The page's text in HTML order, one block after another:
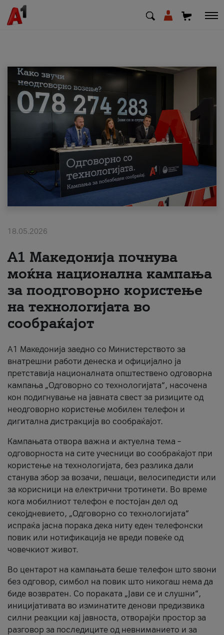
МК EN SQ
Деловни
Поддршка
Надополни кредит
#ПодобарОнлајн
18.05.2026
A1 Македонија почнува
моќна национална кампања
за поодговорно користење
на технологијата во
сообраќајот
A1 Македонија заедно со Министерството за
внатрешни работи денеска и официјално ја
претставија националната општествено одговорна
кампања „Одговорно со технологијата“, насочена
кон подигнување на јавната свест за ризиците од
неодговорно користење мобилен телефон и
дигитална дистракција во сообраќајот.
Кампањата отвора важна и актуелна тема –
одговорноста на сите учесници во сообраќајот при
користење на технологијата, без разлика дали
станува збор за возачи, пешаци, велосипедисти или
за корисници на електрични тротинети. Во време
кога мобилниот телефон е постојан дел од
секојдневието, „Одговорно со технологијата“
испраќа јасна порака дека ниту еден телефонски
повик или нотификација не вреди повеќе од
човечкиот живот.
Во центарот на кампањата беше телефон што ѕвони
без одговор, симбол на повик што никогаш нема да
биде возвратен. Со пораката „Јави се и слушни“,
иницијативата во изминатите денови предизвика
силни реакции кај јавноста, отворајќи простор за
разговор за последиците од невниманието и за